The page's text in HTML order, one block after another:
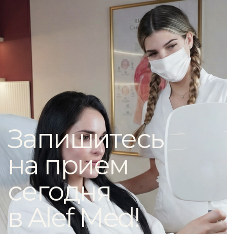
шрамы.
Для тех, кто предпочитает малоинвазивные
процедуры.
Запишитесь
на прием
сегодня
в Alef Med!